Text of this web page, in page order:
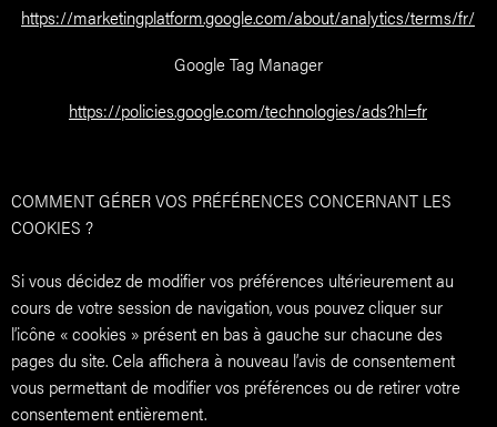
https://marketingplatform.google.com/about/analytics/terms/fr/
Google Tag Manager
https://policies.google.com/technologies/ads?hl=fr
COMMENT GÉRER VOS PRÉFÉRENCES CONCERNANT LES
COOKIES ?
Si vous décidez de modifier vos préférences ultérieurement au
cours de votre session de navigation, vous pouvez cliquer sur
l’icône « cookies » présent en bas à gauche sur chacune des
pages du site. Cela affichera à nouveau l’avis de consentement
vous permettant de modifier vos préférences ou de retirer votre
consentement entièrement.